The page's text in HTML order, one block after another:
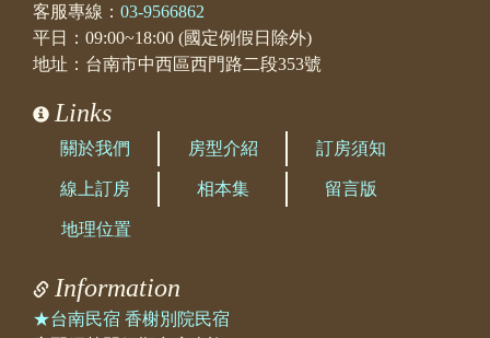
客服專線： 03-9566862
平日：09:00~18:00 (國定例假日除外)
地址：台南市中西區西門路二段353號
Links
關於我們 房型介紹 訂房須知
線上訂房 相本集 留言版
地理位置
Information
★台南民宿 香榭別院民宿